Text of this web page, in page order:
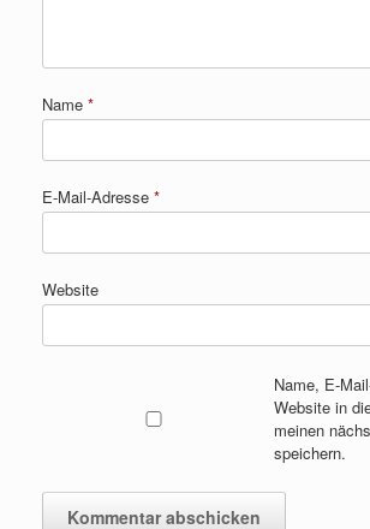
Name *
E-Mail-Adresse *
Website
Name, E-
Website in
meinen
speichern.